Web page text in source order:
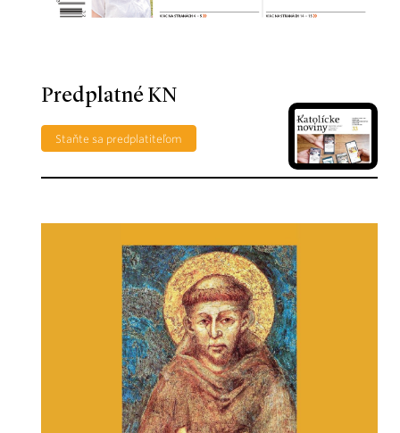
Predplatné KN
Staňte sa predplatiteľom